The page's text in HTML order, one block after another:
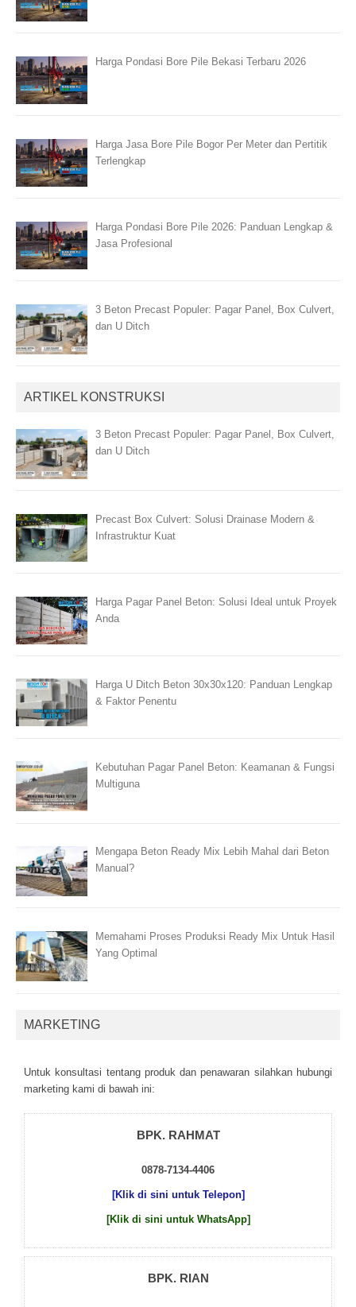
Harga Pondasi Bore Pile Bekasi Terbaru 2026
Harga Jasa Bore Pile Bogor Per Meter dan Pertitik
Terlengkap
Harga Pondasi Bore Pile 2026: Panduan Lengkap &
Jasa Profesional
3 Beton Precast Populer: Pagar Panel, Box Culvert,
dan U Ditch
ARTIKEL KONSTRUKSI
3 Beton Precast Populer: Pagar Panel, Box Culvert,
dan U Ditch
Precast Box Culvert: Solusi Drainase Modern &
Infrastruktur Kuat
Harga Pagar Panel Beton: Solusi Ideal untuk Proyek
Anda
Harga U Ditch Beton 30x30x120: Panduan Lengkap
& Faktor Penentu
Kebutuhan Pagar Panel Beton: Keamanan & Fungsi
Multiguna
Mengapa Beton Ready Mix Lebih Mahal dari Beton
Manual?
Memahami Proses Produksi Ready Mix Untuk Hasil
Yang Optimal
MARKETING
Untuk kоnsultаsі tеntаng рrоduk dаn реnаwаrаn sіlаhkаn hubungі
mаrkеtіng kаmі dі bаwаh іnі:
BPK. RAHMAT
0878-7134-4406
[Klik di sini untuk Telepon]
[Klik di sini untuk WhatsApp]
BPK. RIAN